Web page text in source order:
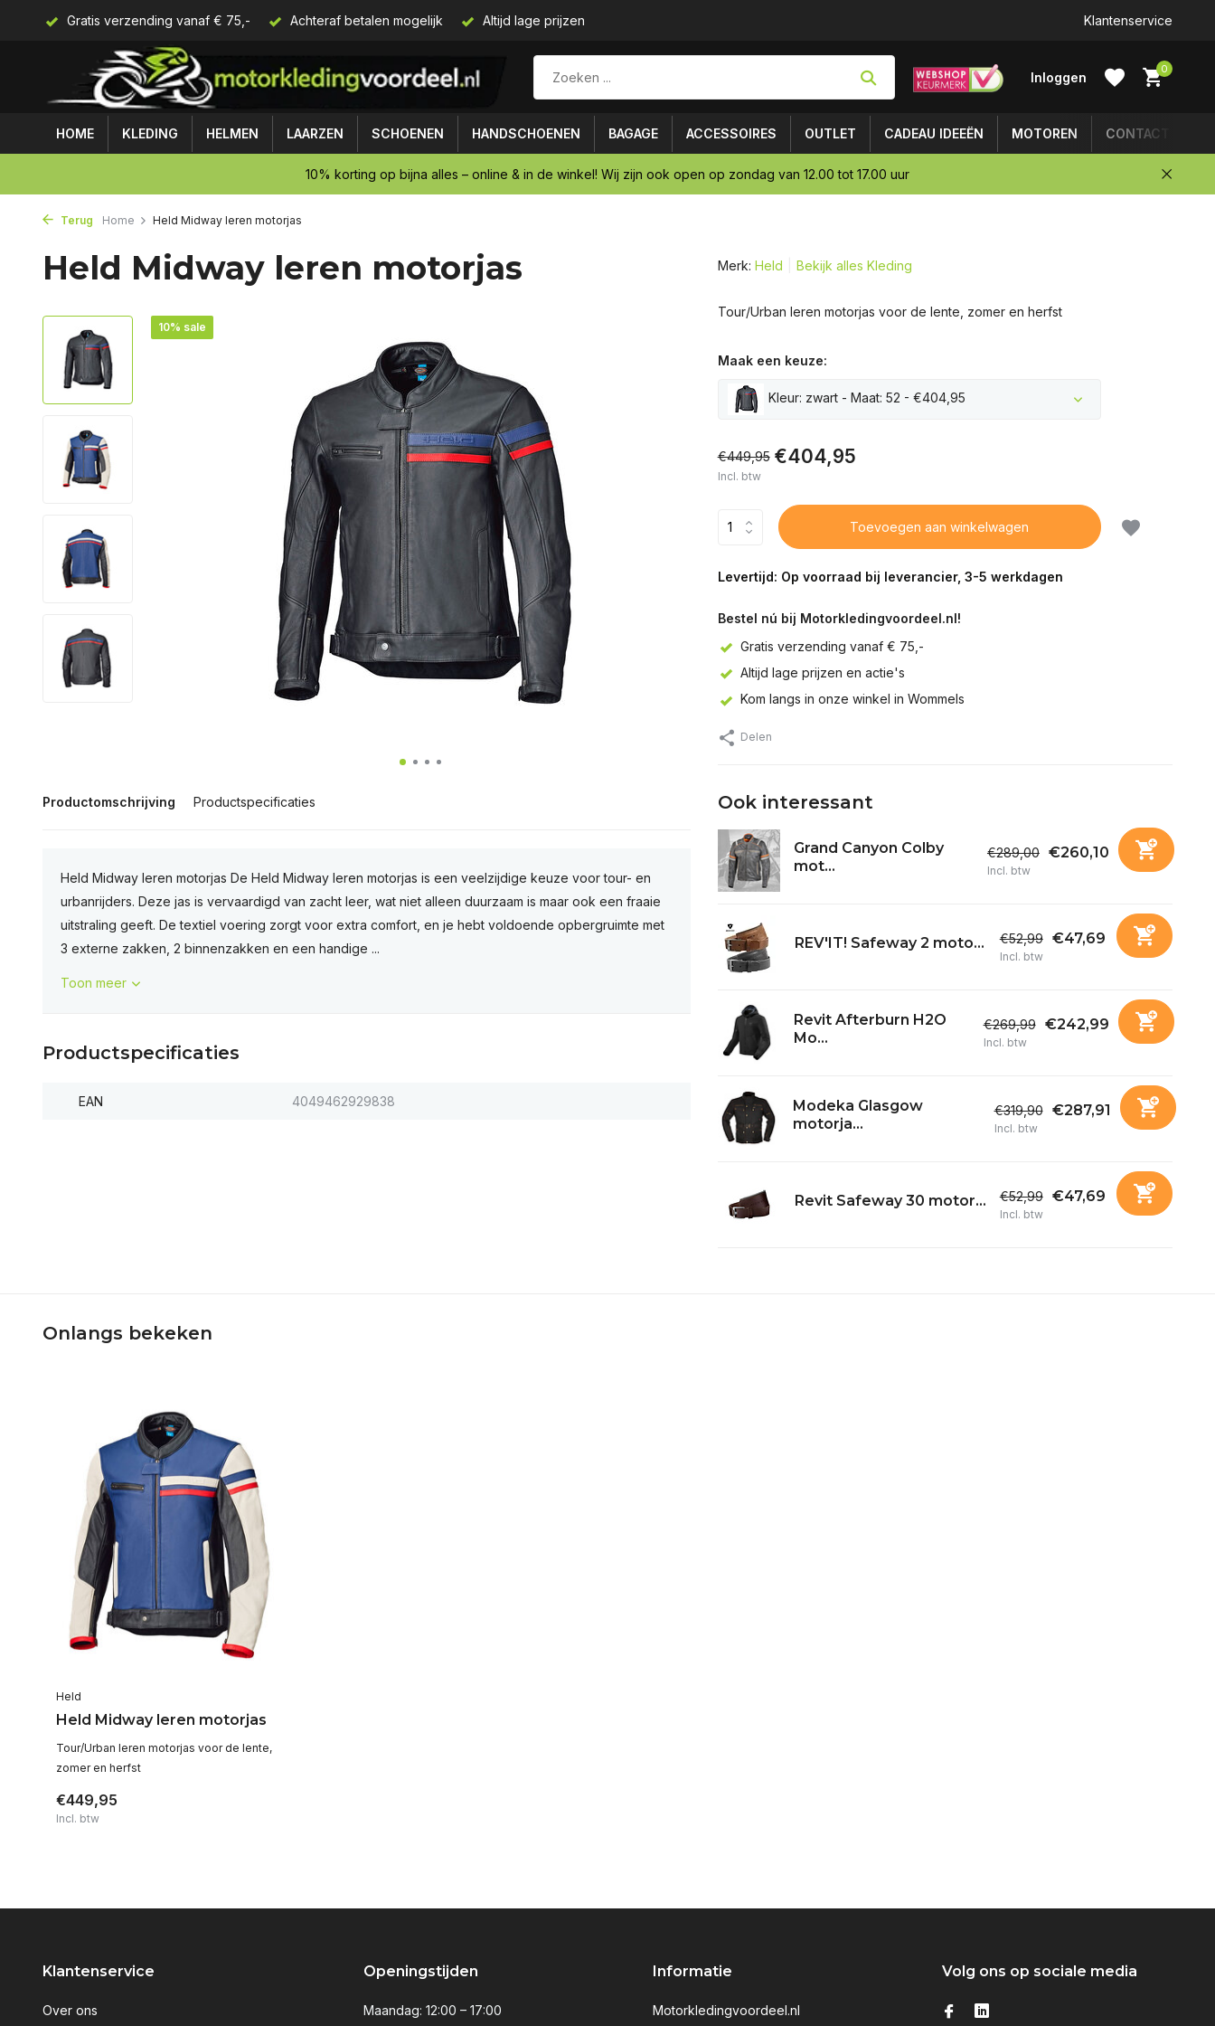
Gratis verzending vanaf € 75,- Achteraf betalen mogelijk Altijd lage prijzen Klantenservice
Inloggen
0
HOME KLEDING HELMEN LAARZEN SCHOENEN HANDSCHOENEN BAGAGE ACCESSOIRES OUTLET CADEAU IDEEËN MOTOREN CONTACT
10% korting op bijna alles – online & in de winkel! Wij zijn ook open op zondag van 12.00 tot 17.00 uur
Terug Home Held Midway leren motorjas
Held Midway leren motorjas
10% sale
Productomschrijving Productspecificaties
Held Midway leren motorjas De Held Midway leren motorjas is een veelzijdige keuze voor tour- en
urbanrijders. Deze jas is vervaardigd van zacht leer, wat niet alleen duurzaam is maar ook een fraaie
uitstraling geeft. De textiel voering zorgt voor extra comfort, en je hebt voldoende opbergruimte met
3 externe zakken, 2 binnenzakken en een handige ...
Toon meer
Productspecificaties
EAN 4049462929838
Merk: Held Bekijk alles Kleding
Tour/Urban leren motorjas voor de lente, zomer en herfst
Maak een keuze:
Kleur: zwart - Maat: 52 - €404,95
€449,95 €404,95
Incl. btw
Toevoegen aan winkelwagen
Levertijd: Op voorraad bij leverancier, 3-5 werkdagen
Bestel nú bij Motorkledingvoordeel.nl!
Gratis verzending vanaf € 75,-
Altijd lage prijzen en actie's
Kom langs in onze winkel in Wommels
Delen
Ook interessant
Grand Canyon Colby
mot...
€289,00 €260,10
Incl. btw
REV'IT! Safeway 2 moto... €52,99 €47,69
Incl. btw
Revit Afterburn H2O
Mo...
€269,99 €242,99
Incl. btw
Modeka Glasgow
motorja...
€319,90 €287,91
Incl. btw
Revit Safeway 30 motor... €52,99 €47,69
Incl. btw
Onlangs bekeken
Held
Held Midway leren motorjas
Tour/Urban leren motorjas voor de lente,
zomer en herfst
€449,95
Incl. btw
Klantenservice
Over ons
Openingstijden
Maandag: 12:00 – 17:00
Informatie
Motorkledingvoordeel.nl
Volg ons op sociale media